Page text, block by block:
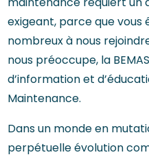
exigeant, parce que vous
nombreux à nous
nous préoccupe, la
d’information et
Maintenance.
Dans un monde en
perpétuelle évolution